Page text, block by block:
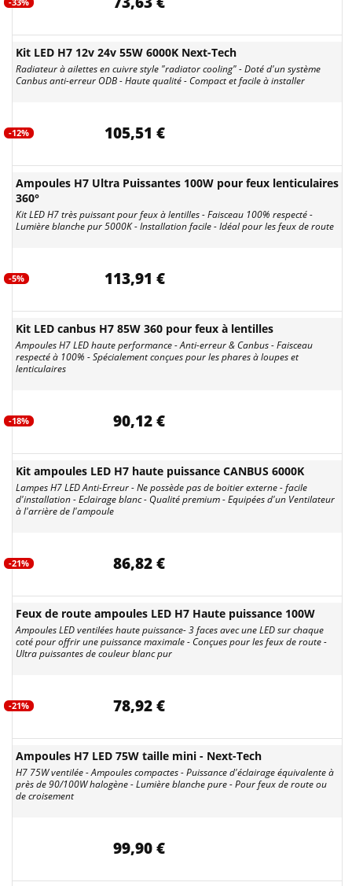
Kit LED H7 12v 24v 55W 6000K Next-Tech
Radiateur à ailettes en cuivre style "radiator cooling" - Doté d'un système
Canbus anti-erreur ODB - Haute qualité - Compact et facile à installer
-12% 105,51 €
Ampoules H7 Ultra Puissantes 100W pour feux lenticulaires
360°
Kit LED H7 très puissant pour feux à lentilles - Faisceau 100% respecté -
Lumière blanche pur 5000K - Installation facile - Idéal pour les feux de route
-5% 113,91 €
Kit LED canbus H7 85W 360 pour feux à lentilles
Ampoules H7 LED haute performance - Anti-erreur & Canbus - Faisceau
respecté à 100% - Spécialement conçues pour les phares à loupes et
lenticulaires
-18% 90,12 €
Kit ampoules LED H7 haute puissance CANBUS 6000K
Lampes H7 LED Anti-Erreur - Ne possède pas de boitier externe - facile
d'installation - Eclairage blanc - Qualité premium - Equipées d'un Ventilateur
à l'arrière de l'ampoule
-21% 86,82 €
Feux de route ampoules LED H7 Haute puissance 100W
Ampoules LED ventilées haute puissance- 3 faces avec une LED sur chaque
coté pour offrir une puissance maximale - Conçues pour les feux de route -
Ultra puissantes de couleur blanc pur
-21% 78,92 €
Ampoules H7 LED 75W taille mini - Next-Tech
H7 75W ventilée - Ampoules compactes - Puissance d'éclairage équivalente à
près de 90/100W halogène - Lumière blanche pure - Pour feux de route ou
de croisement
99,90 €